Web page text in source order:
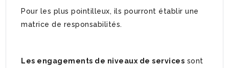
Pour les plus pointilleux, ils pourront établir une
matrice de responsabilités.
Les engagements de niveaux de services sont